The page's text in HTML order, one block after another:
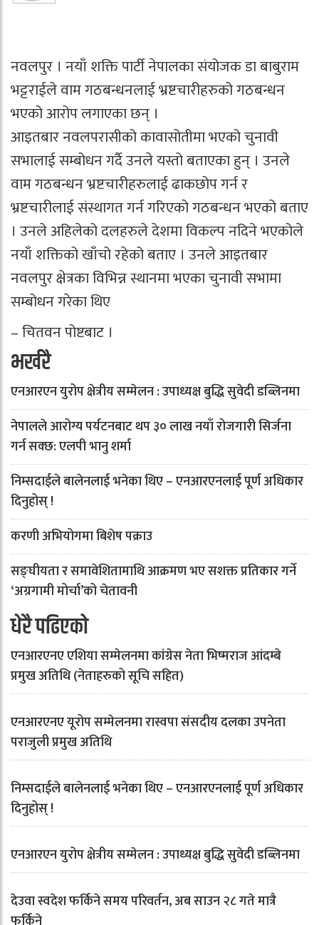
नवलपुर । नयाँ शक्ति पार्टी नेपालका संयोजक डा बाबुराम
भट्टराईले वाम गठबन्धनलाई भ्रष्टचारीहरुको गठबन्धन
भएको आरोप लगाएका छन् ।
आइतबार नवलपरासीको कावासोतीमा भएको चुनावी
सभालाई सम्बोधन गर्दै उनले यस्तो बताएका हुन् । उनले
वाम गठबन्धन भ्रष्टचारीहरुलाई ढाकछोप गर्न र
भ्रष्टचारीलाई संस्थागत गर्न गरिएको गठबन्धन भएको बताए
। उनले अहिलेको दलहरुले देशमा विकल्प नदिने भएकोले
नयाँ शक्तिको खाँचो रहेको बताए । उनले आइतबार
नवलपुर क्षेत्रका विभिन्न स्थानमा भएका चुनावी सभामा
सम्बोधन गरेका थिए
– चितवन पोष्टबाट ।
भर्खरै
एनआरएन युरोप क्षेत्रीय सम्मेलन : उपाध्यक्ष बुद्धि सुवेदी डब्लिनमा
नेपालले आरोग्य पर्यटनबाट थप ३० लाख नयाँ रोजगारी सिर्जना
गर्न सक्छ: एलपी भानु शर्मा
निम्सदाईले बालेनलाई भनेका थिए – एनआरएनलाई पूर्ण अधिकार
दिनुहोस् !
करणी अभियोगमा बिशेष पक्राउ
सङ्घीयता र समावेशितामाथि आक्रमण भए सशक्त प्रतिकार गर्ने
‘अग्रगामी मोर्चा’को चेतावनी
धेरै पढिएको
एनआरएनए एशिया सम्मेलनमा कांग्रेस नेता भिष्मराज आंदम्बे
प्रमुख अतिथि (नेताहरुको सूचि सहित)
एनआरएनए यूरोप सम्मेलनमा रास्वपा संसदीय दलका उपनेता
पराजुली प्रमुख अतिथि
निम्सदाईले बालेनलाई भनेका थिए – एनआरएनलाई पूर्ण अधिकार
दिनुहोस् !
एनआरएन युरोप क्षेत्रीय सम्मेलन : उपाध्यक्ष बुद्धि सुवेदी डब्लिनमा
देउवा स्वदेश फर्किने समय परिवर्तन, अब साउन २८ गते मात्रै